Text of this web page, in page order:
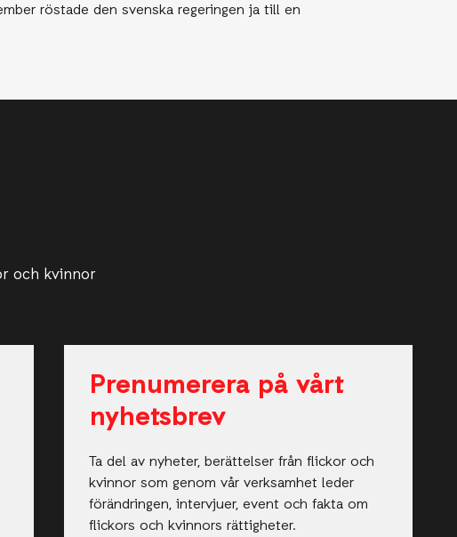
röstade den svenska regeringen ja till en
och kvinnor
Prenumerera på vårt
nyhetsbrev
Ta del av nyheter, berättelser från flickor och
kvinnor som genom vår verksamhet leder
förändringen, intervjuer, event och fakta om
flickors och kvinnors rättigheter.